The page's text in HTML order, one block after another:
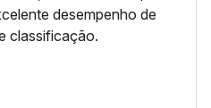
desempenho de
classificação.